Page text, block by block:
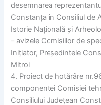
desemnarea
Constanța în Consiliul de
Istorie Națională și
– avizele Comisiilor de
Inițiator, Președintele
Mitroi
4. Proiect de hotărâre
componentei Comisiei
Consiliului Judeţean